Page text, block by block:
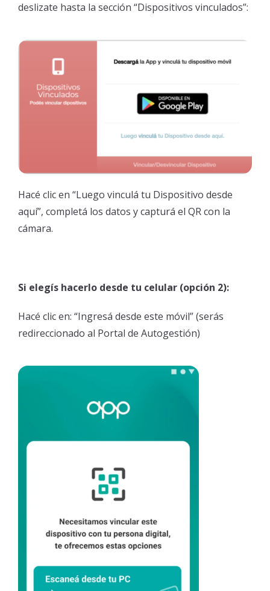
deslizate hasta la sección “Dispositivos vinculados”:
Hacé clic en “Luego vinculá tu Dispositivo desde
aquí”, completá los datos y capturá el QR con la
cámara.
Si elegís hacerlo desde tu celular (opción 2):
Hacé clic en: “Ingresá desde este móvil” (serás
redireccionado al Portal de Autogestión)